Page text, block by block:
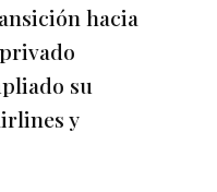
hacia
su
y